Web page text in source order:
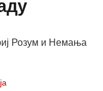
Розум и Немања